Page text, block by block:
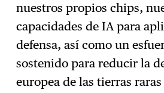
nuestros propios chips,
capacidades de IA para
defensa, así como un
sostenido para reducir la
europea de las tierras